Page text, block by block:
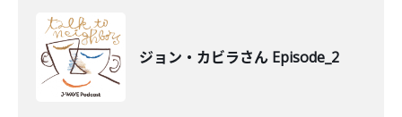
ジョン・カビラさん Episode_2